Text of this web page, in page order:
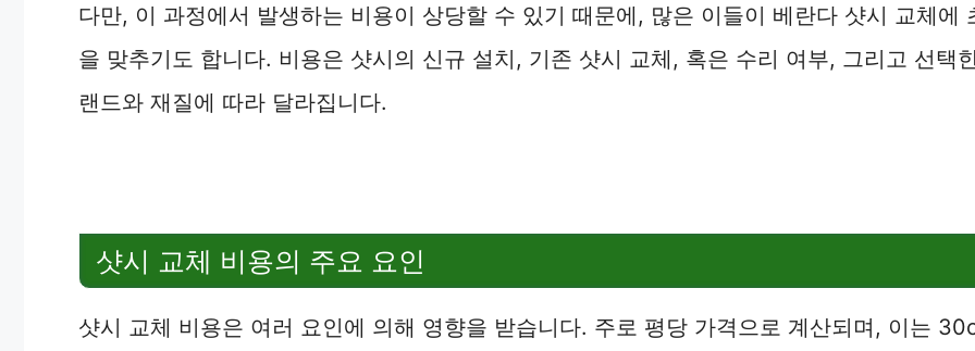
다만, 이 과정에서 발생하는 비용이 상당할 수 있기 때문에, 많은 이들이 베란다 샷시 교체에
을 맞추기도 합니다. 비용은 샷시의 신규 설치, 기존 샷시 교체, 혹은 수리 여부, 그리고 선택
랜드와 재질에 따라 달라집니다.
샷시 교체 비용의 주요 요인
샷시 교체 비용은 여러 요인에 의해 영향을 받습니다. 주로 평당 가격으로 계산되며, 이는